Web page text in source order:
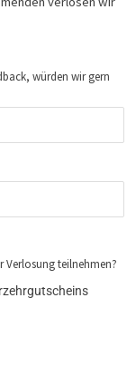
würden wir gern
Verlosung teilnehmen?